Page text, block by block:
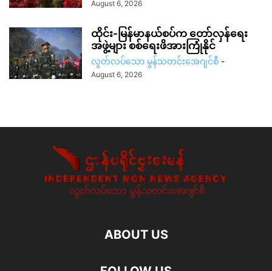
August 6, 2026
ထိုင်း-မြန်မာနယ်စပ်က တော်လှန်ရေး
အဖွဲ့များ စစ်ရေးဖိအားကြုံနိုင်
လွတ်လပ်သော မွန်သတင်းအေဂျင်စီ -
August 6, 2026
ABOUT US